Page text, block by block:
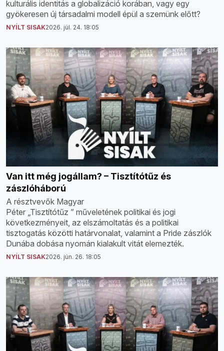
kulturális identitás a globalizáció korában, vagy egy
gyökeresen új társadalmi modell épül a szemünk előtt?
NYÍLT SISAK2026. júl. 24. 18:05
Van itt még jogállam? – Tisztítótűz és
zászlóháború
A résztvevők Magyar
Péter „Tisztítótűz ” műveletének politikai és jogi
következményeit, az elszámoltatás és a politikai
tisztogatás közötti határvonalat, valamint a Pride zászlók
Dunába dobása nyomán kialakult vitát elemezték.
NYÍLT SISAK2026. jún. 26. 18:05